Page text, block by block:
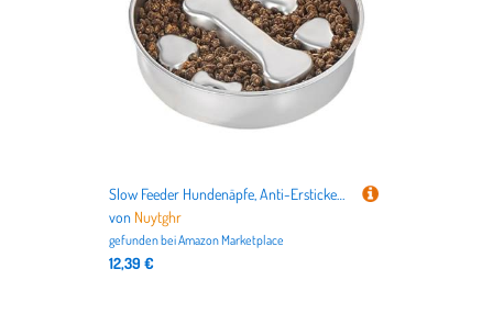
Slow Feeder Hundenäpfe, Anti-Ersticken Edelstahl-Schüssel, interaktiver Futterbehälter für schnelle Esser, geeignet für kleine und große Rassen, Blähungsvorbeugung, stabile Haustierfütterung
von Nuytghr
gefunden beiAmazon Marketplace
12,39 €